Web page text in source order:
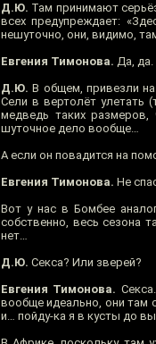
Д.Ю. Там принимают
всех предупреждает:
нешуточно, они, видимо,
Евгения Тимонова. Да, да.
Д.Ю. В общем, привезли на
Сели в вертолёт улетать
медведь таких
шуточное дело вообще…
А если он повадится на
Евгения Тимонова. Не
Вот у нас в Бомбее
собственно, весь сезона
нет…
Д.Ю. Секса? Или зверей?
Евгения Тимонова.
вообще идеально, они там
и… пойду-ка я в кусты до